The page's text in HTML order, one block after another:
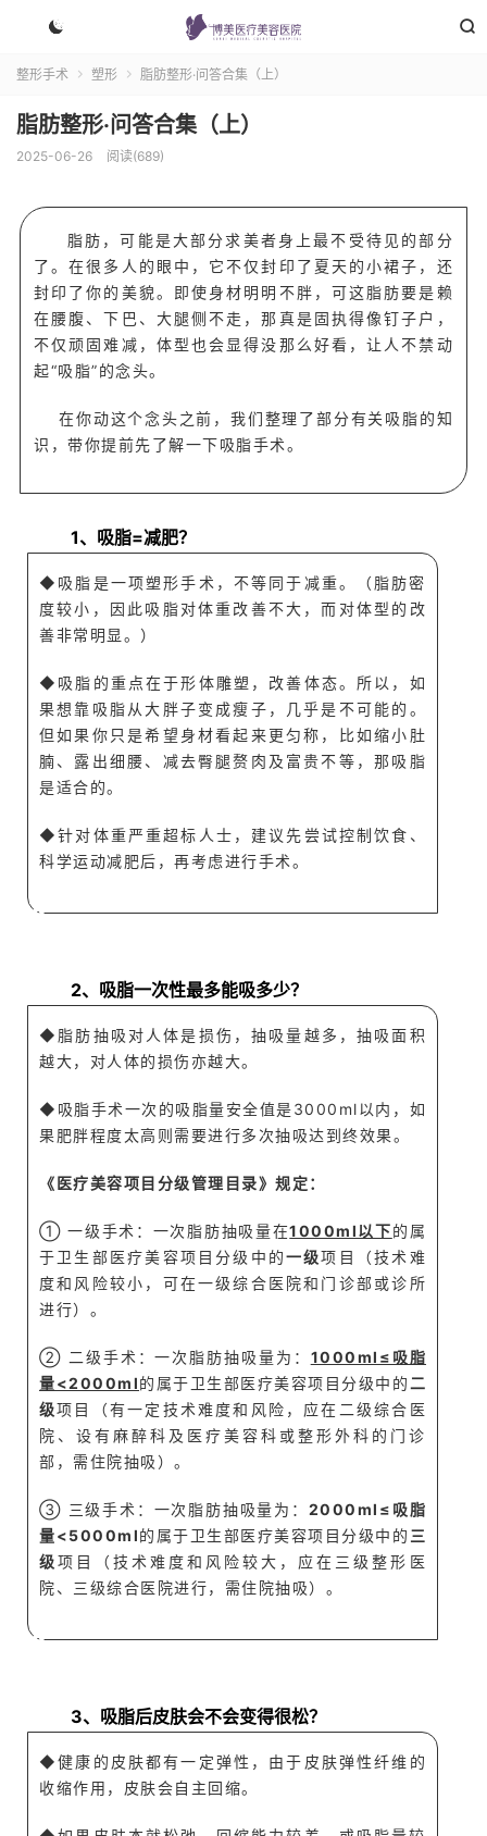


整形手术  塑形  脂肪整形·问答合集（上）
脂肪整形·问答合集（上）
2025-06-26 阅读(689)
脂肪，可能是大部分求美者身上最不受待见 的部分
了。在很多人的眼 中，它不仅封印了 夏天的小裙子，还
封印了你的 美貌。 即使身材明明不胖，可这脂肪要是赖
在腰腹、下巴、 大腿侧不走，那真是固执得像钉子户 ，
不仅顽固难减，体型也会显得没那么好看，让人不禁动
起“吸脂”的念头。
在你动这个念头之前，我们整理了部分有关吸脂的知
识， 带你提前先了解一下吸脂手术。
1、吸脂=减肥？
◆吸脂是一项塑形手术，不等同于减重。（脂肪密
度较小，因此吸脂对体重改善不大，而对体型的改
善非常明显。）
◆ 吸脂的重点在于形体雕塑，改善体态。所以 ，如
果想靠吸脂从大胖子变成瘦子，几乎是不可能的 。
但如果你只是希望身材看起来更匀称，比如缩小肚
腩、露 出细腰、 减去臀腿赘肉及富贵不等 ，那吸脂
是适合的。
◆针对体重严重超标人士，建议先尝试控制饮食、
科学运动减肥后，再考虑进行手术。
A
2、吸脂一次性最多能吸多少？
◆ 脂肪抽吸对人体是损伤，抽吸量越多，抽吸面积
越大，对人体的损伤亦越大。
◆ 吸脂手术一次的吸脂量安全值是3000ml以内，如
果肥胖程度太高则需要进行多次抽吸达到终效果。
《医疗美容项目分级管理目录》规定：
① 一级手术：一次脂肪抽吸量在1000ml以下的属
于卫生部医疗美容项目分级中的一级项目（技术难
度和风险较小，可在一级综合医院和门诊部或诊所
进行）。
② 二级手术：一次脂肪抽吸量为： 1000ml≤吸脂
量<2000ml的属于卫生部医疗美容项目分级中的二
级项目（有一定技术难度和风险，应在二级综合医
院、设有麻醉科及医疗美容科或整形外科的门诊
部，需住院抽吸）。
③ 三级手术：一次脂肪抽吸量为： 2000ml≤吸脂
量<5000ml的属于卫生部医疗美容项目分级中的 三
级项目（技术难 度和风险较大，应在三级整形医
院、三级综合医院进行，需住院抽吸） 。
A
3、吸脂后皮肤会不会变得很松？
◆健康的皮肤都有一定弹性，由于皮肤弹性纤维的
收缩作用，皮肤会自主回缩。